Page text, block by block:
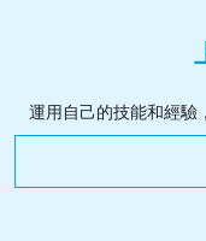
運用自己的技能和經驗